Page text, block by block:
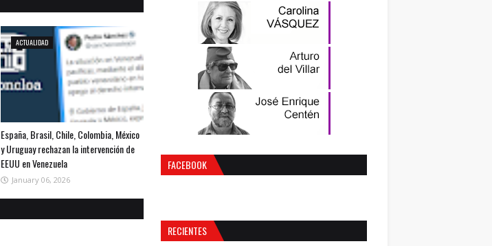
ACTUALIDAD
España, Brasil, Chile, Colombia, México
y Uruguay rechazan la intervención de
EEUU en Venezuela
January 06, 2026
FACEBOOK
RECIENTES